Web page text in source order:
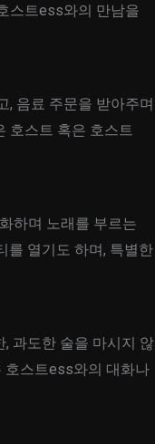
스트ess와의 만남을
, 음료 주문을 받아주며
호스트 혹은 호스트
하며 노래를 부르는
를 열기도 하며, 특별한
과도한 술을 마시지 않
호스트ess와의 대화나